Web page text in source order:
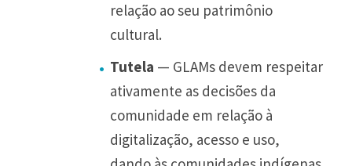
relação ao seu patrimônio
cultural.
Tutela — GLAMs devem respeitar
ativamente as decisões da
comunidade em relação à
digitalização, acesso e uso,